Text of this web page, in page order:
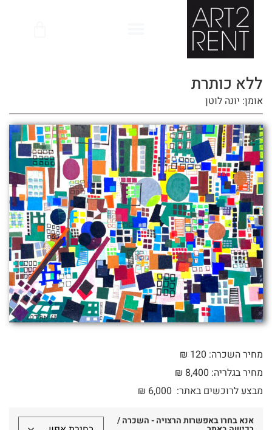
ללא כותרת
אומן: יונה לוטן
מחיר השכרה: 120 ₪
מחיר בגלריה: 8,400 ₪
מבצע לרוכשים באתר:
₪ 6,000
אנא בחרו באפשרות הרצויה - השכרה /